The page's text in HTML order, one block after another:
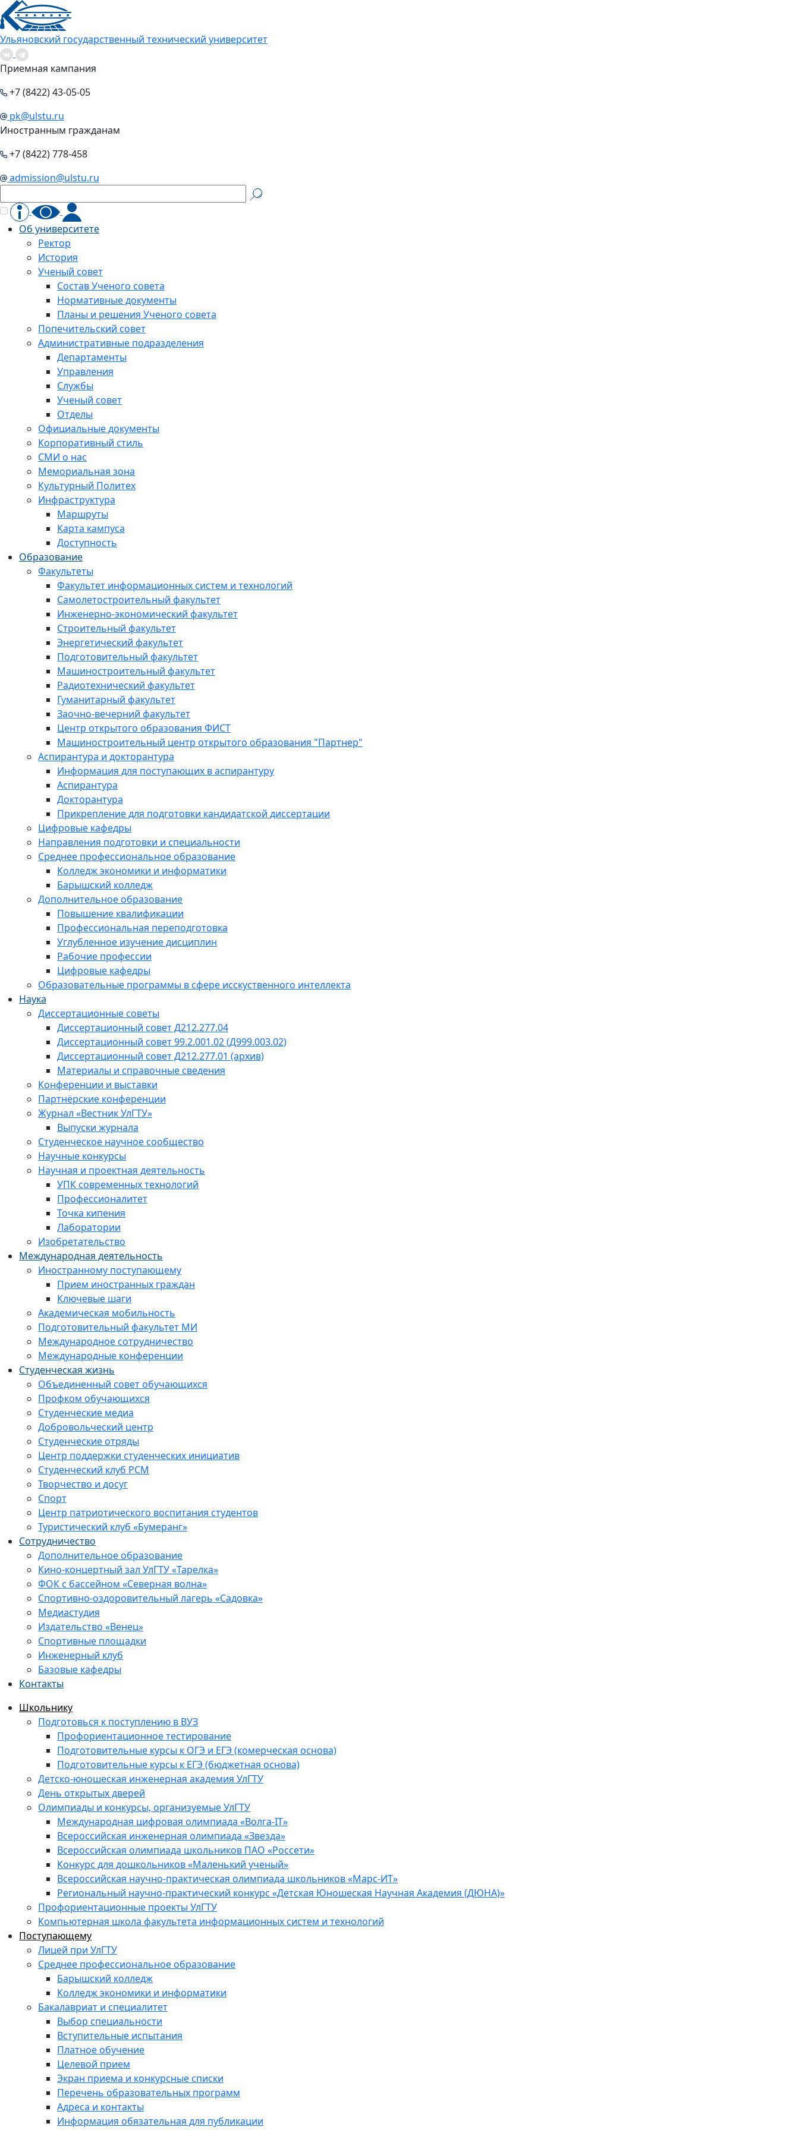
Ульяновский государственный технический университет
Приемная кампания
+7 (8422) 43-05-05
pk@ulstu.ru
Иностранным гражданам
+7 (8422) 778-458
admission@ulstu.ru
Об университете
Ректор
История
Ученый совет
Состав Ученого совета
Нормативные документы
Планы и решения Ученого совета
Попечительский совет
Административные подразделения
Департаменты
Управления
Службы
Ученый совет
Отделы
Официальные документы
Корпоративный стиль
СМИ о нас
Мемориальная зона
Культурный Политех
Инфраструктура
Маршруты
Карта кампуса
Доступность
Образование
Факультеты
Факультет информационных систем и технологий
Самолетостроительный факультет
Инженерно-экономический факультет
Строительный факультет
Энергетический факультет
Подготовительный факультет
Машиностроительный факультет
Радиотехнический факультет
Гуманитарный факультет
Заочно-вечерний факультет
Центр открытого образования ФИСТ
Машиностроительный центр открытого образования "Партнер"
Аспирантура и докторантура
Информация для поступающих в аспирантуру
Аспирантура
Докторантура
Прикрепление для подготовки кандидатской диссертации
Цифровые кафедры
Направления подготовки и специальности
Среднее профессиональное образование
Колледж экономики и информатики
Барышский колледж
Дополнительное образование
Повышение квалификации
Профессиональная переподготовка
Углубленное изучение дисциплин
Рабочие профессии
Цифровые кафедры
Образовательные программы в сфере исскуственного интеллекта
Наука
Диссертационные советы
Диссертационный совет Д212.277.04
Диссертационный совет 99.2.001.02 (Д999.003.02)
Диссертационный совет Д212.277.01 (архив)
Материалы и справочные сведения
Конференции и выставки
Партнёрские конференции
Журнал «Вестник УлГТУ»
Выпуски журнала
Студенческое научное сообщество
Научные конкурсы
Научная и проектная деятельность
УПК современных технологий
Профессионалитет
Точка кипения
Лаборатории
Изобретательство
Международная деятельность
Иностранному поступающему
Прием иностранных граждан
Ключевые шаги
Академическая мобильность
Подготовительный факультет МИ
Международное сотрудничество
Международные конференции
Студенческая жизнь
Объединенный совет обучающихся
Профком обучающихся
Студенческие медиа
Добровольческий центр
Студенческие отряды
Центр поддержки студенческих инициатив
Студенческий клуб РСМ
Творчество и досуг
Спорт
Центр патриотического воспитания студентов
Туристический клуб «Бумеранг»
Сотрудничество
Дополнительное образование
Кино-концертный зал УлГТУ «Тарелка»
ФОК с бассейном «Северная волна»
Спортивно-оздоровительный лагерь «Садовка»
Медиастудия
Издательство «Венец»
Спортивные площадки
Инженерный клуб
Базовые кафедры
Контакты
Школьнику
Подготовься к поступлению в ВУЗ
Профориентационное тестирование
Подготовительные курсы к ОГЭ и ЕГЭ (комерческая основа)
Подготовительные курсы к ЕГЭ (бюджетная основа)
Детско-юношеская инженерная академия УлГТУ
День открытых дверей
Олимпиады и конкурсы, организуемые УлГТУ
Международная цифровая олимпиада «Волга-IT»
Всероссийская инженерная олимпиада «Звезда»
Всероссийская олимпиада школьников ПАО «Россети»
Конкурс для дошкольников «Маленький ученый»
Всероссийская научно-практическая олимпиада школьников «Марс-ИТ»
Региональный научно-практический конкурс «Детская Юношеская Научная Академия (ДЮНА)»
Профориентационные проекты УлГТУ
Компьютерная школа факультета информационных систем и технологий
Поступающему
Лицей при УлГТУ
Среднее профессиональное образование
Барышский колледж
Колледж экономики и информатики
Бакалавриат и специалитет
Выбор специальности
Вступительные испытания
Платное обучение
Целевой прием
Экран приема и конкурсные списки
Перечень образовательных программ
Адреса и контакты
Информация обязательная для публикации